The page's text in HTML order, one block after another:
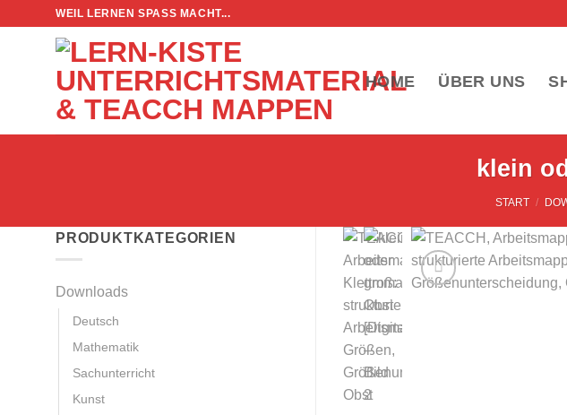
WEIL LERNEN SPASS MACHT...
HOME ÜBER UNS
klein
START /
PRODUKTKATEGORIEN
Downloads
Deutsch
Mathematik
Sachunterricht
Kunst